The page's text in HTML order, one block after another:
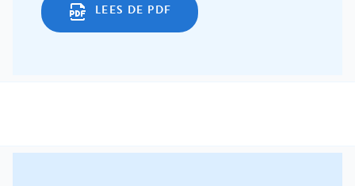
LEES DE PDF